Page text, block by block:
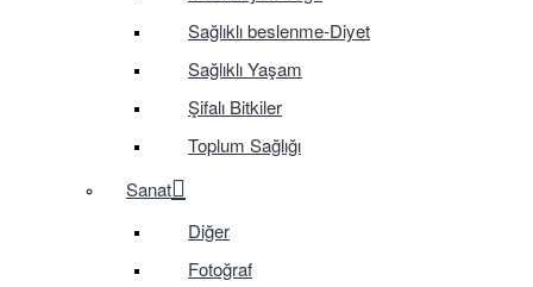
Sağlıklı beslenme-Diyet
Sağlıklı Yaşam
Şifalı Bitkiler
Toplum Sağlığı
Sanat
Diğer
Fotoğraf